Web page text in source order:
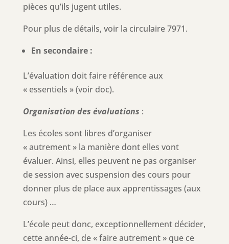
pièces qu’ils jugent utiles.
Pour plus de détails, voir la circulaire 7971.
En secondaire :
L’évaluation doit faire référence aux
« essentiels » (voir doc).
Organisation des évaluations :
Les écoles sont libres d’organiser
« autrement » la manière dont elles vont
évaluer. Ainsi, elles peuvent ne pas organiser
de session avec suspension des cours pour
donner plus de place aux apprentissages (aux
cours) …
L’école peut donc, exceptionnellement décider,
cette année-ci, de « faire autrement » que ce